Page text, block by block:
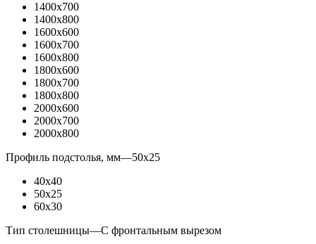
1400x700
1400x800
1600x600
1600x700
1600x800
1800x600
1800x700
1800x800
2000x600
2000x700
2000x800
Профиль подстолья, мм—50x25
40x40
50x25
60x30
Тип столешницы—С фронтальным вырезом